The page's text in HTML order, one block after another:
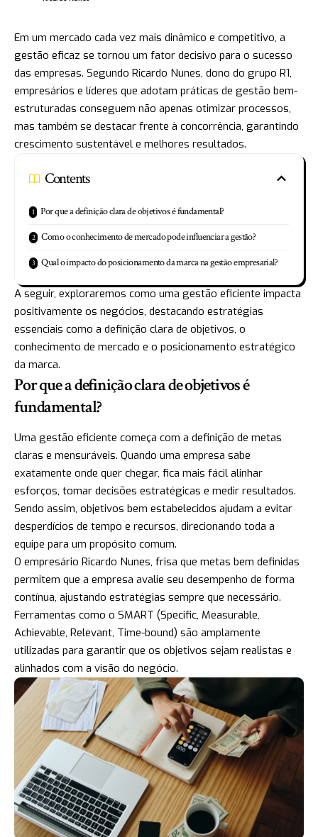
Em um mercado cada vez mais dinâmico e competitivo, a
gestão eficaz se tornou um fator decisivo para o sucesso
das empresas. Segundo Ricardo Nunes, dono do grupo R1,
empresários e líderes que adotam práticas de gestão bem-
estruturadas conseguem não apenas otimizar processos,
mas também se destacar frente à concorrência, garantindo
crescimento sustentável e melhores resultados.
Contents
Por que a definição clara de objetivos é fundamental?
Como o conhecimento de mercado pode influenciar a gestão?
Qual o impacto do posicionamento da marca na gestão empresarial?
A seguir, exploraremos como uma gestão eficiente impacta
positivamente os negócios, destacando estratégias
essenciais como a definição clara de objetivos, o
conhecimento de mercado e o posicionamento estratégico
da marca.
Por que a definição clara de objetivos é
fundamental?
Uma gestão eficiente começa com a definição de metas
claras e mensuráveis. Quando uma empresa sabe
exatamente onde quer chegar, fica mais fácil alinhar
esforços, tomar decisões estratégicas e medir resultados.
Sendo assim, objetivos bem estabelecidos ajudam a evitar
desperdícios de tempo e recursos, direcionando toda a
equipe para um propósito comum.
O empresário Ricardo Nunes, frisa que metas bem definidas
permitem que a empresa avalie seu desempenho de forma
contínua, ajustando estratégias sempre que necessário.
Ferramentas como o SMART (Specific, Measurable,
Achievable, Relevant, Time-bound) são amplamente
utilizadas para garantir que os objetivos sejam realistas e
alinhados com a visão do negócio.